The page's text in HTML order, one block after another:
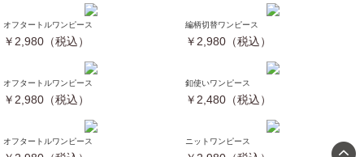
オフタートルワンピース
￥2,980（税込）
編柄切替ワンピース
￥2,980（税込）
オフタートルワンピース
￥2,980（税込）
釦使いワンピース
￥2,480（税込）
オフタートルワンピース ニットワンピース